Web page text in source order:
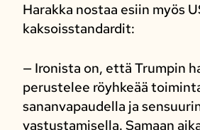
Harakka nostaa esiin myös
kaksoisstandardit:
— Ironista on, että Trumpin
perustelee röyhkeää
sananvapaudella ja
vastustamisella. Samaan